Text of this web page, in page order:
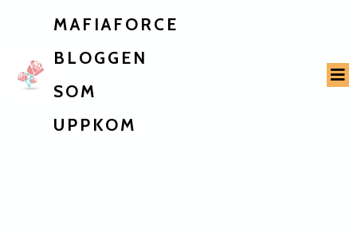
MAFIAFORCE
BLOGGEN
SOM
UPPKOM